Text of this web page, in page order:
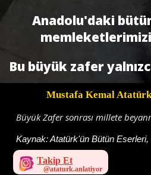
Anadolu'daki
Bu bü­yük zafer
Mustafa Kemal Atatürk
Büyük Zafer sonrası millete
Kaynak:Atatürk'ün Bütün
Takip Et